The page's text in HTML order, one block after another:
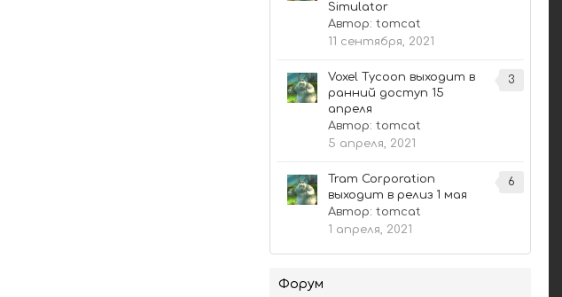
Simulator
Автор: tomcat
11 сентября, 2021
3
Voxel Tycoon выходит в
ранний доступ 15
апреля
Автор: tomcat
5 апреля, 2021
6
Tram Corporation
выходит в релиз 1 мая
Автор: tomcat
1 апреля, 2021
Форум